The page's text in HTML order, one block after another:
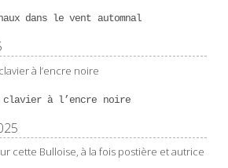
dans le vent automnal
clavier à l’encre noire